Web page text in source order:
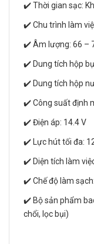
✔️ Thời gian sạc:
✔️ Chu trình làm
✔️ Âm lượng: 66 –
✔️ Dung tích hộp
✔️ Dung tích hộp
✔️ Công suất định
✔️ Điện áp: 14.4 V
✔️ Lực hút tối đa:
✔️ Diện tích làm
✔️ Chế độ làm
✔️ Bộ sản phẩm
chổi, lọc bụi)